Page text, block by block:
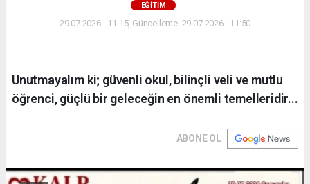
EĞİTİM
29.07.2026 - 11:15, Güncelleme: 29.07.2026 - 11:50
Unutmayalım ki; güvenli okul, bilinçli veli ve mutlu
öğrenci, güçlü bir geleceğin en önemli temelleridir...
ABONE OL